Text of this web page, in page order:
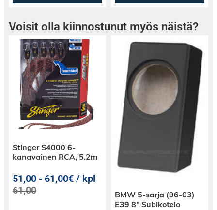
Voisit olla kiinnostunut myös näistä?
Stinger S4000 6-
kanavainen RCA, 5.2m
51,00 - 61,00€ / kpl
61,00
BMW 5-sarja (96-03)
E39 8″ Subikotelo